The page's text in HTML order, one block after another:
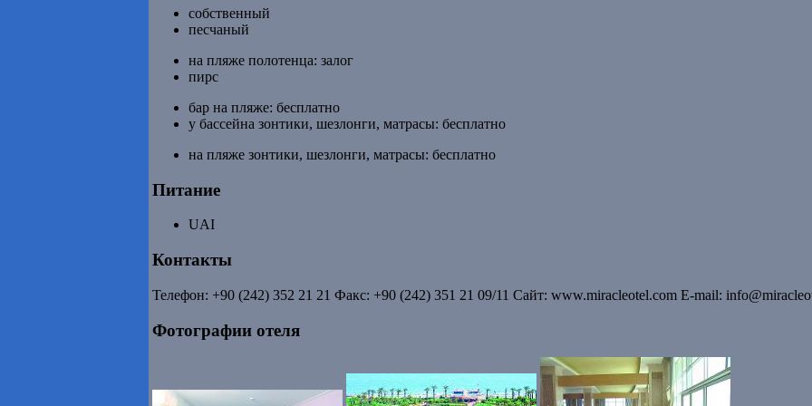
собственный
песчаный
на пляже полотенца: залог
пирс
бар на пляже: бесплатно
у бассейна зонтики, шезлонги, матрасы: бесплатно
на пляже зонтики, шезлонги, матрасы: бесплатно
Питание
UAI
Контакты
Телефон: +90 (242) 352 21 21 Факс: +90 (242) 351 21 09/11 Сайт: www.miracleotel.com E-mail:
Фотографии отеля